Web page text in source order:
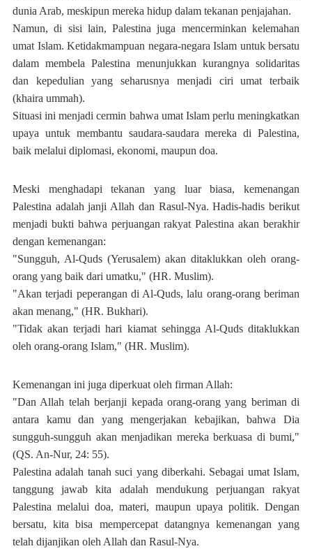
dunia Arab, meskipun mereka hidup dalam tekanan penjajahan.
Namun, di sisi lain, Palestina juga mencerminkan kelemahan
umat Islam. Ketidakmampuan negara-negara Islam untuk bersatu
dalam membela Palestina menunjukkan kurangnya solidaritas
dan kepedulian yang seharusnya menjadi ciri umat terbaik
(khaira ummah).
Situasi ini menjadi cermin bahwa umat Islam perlu meningkatkan
upaya untuk membantu saudara-saudara mereka di Palestina,
baik melalui diplomasi, ekonomi, maupun doa.
Meski menghadapi tekanan yang luar biasa, kemenangan
Palestina adalah janji Allah dan Rasul-Nya. Hadis-hadis berikut
menjadi bukti bahwa perjuangan rakyat Palestina akan berakhir
dengan kemenangan:
"Sungguh, Al-Quds (Yerusalem) akan ditaklukkan oleh orang-
orang yang baik dari umatku," (HR. Muslim).
"Akan terjadi peperangan di Al-Quds, lalu orang-orang beriman
akan menang," (HR. Bukhari).
"Tidak akan terjadi hari kiamat sehingga Al-Quds ditaklukkan
oleh orang-orang Islam," (HR. Muslim).
Kemenangan ini juga diperkuat oleh firman Allah:
"Dan Allah telah berjanji kepada orang-orang yang beriman di
antara kamu dan yang mengerjakan kebajikan, bahwa Dia
sungguh-sungguh akan menjadikan mereka berkuasa di bumi,"
(QS. An-Nur, 24: 55).
Palestina adalah tanah suci yang diberkahi. Sebagai umat Islam,
tanggung jawab kita adalah mendukung perjuangan rakyat
Palestina melalui doa, materi, maupun upaya politik. Dengan
bersatu, kita bisa mempercepat datangnya kemenangan yang
telah dijanjikan oleh Allah dan Rasul-Nya.